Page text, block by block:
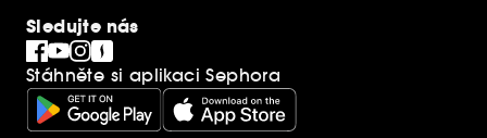
Blog Sephora
Singles´ Day
Black Friday
Cyber Monday
Vánoce
Sledujte nás
Stáhněte si aplikaci Sephora